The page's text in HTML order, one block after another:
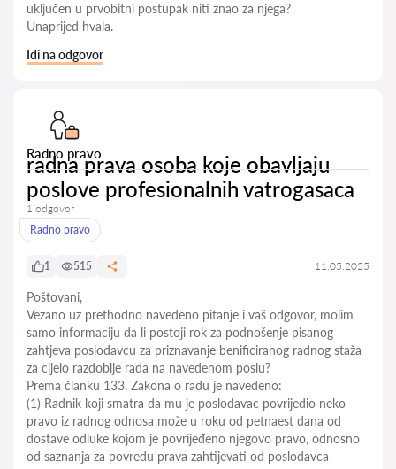
uključen u prvobitni postupak niti znao za njega?
Unaprijed hvala.
Idi na odgovor
Radno pravo
radna prava osoba koje obavljaju
poslove profesionalnih vatrogasaca
1 odgovor
Radno pravo
1 515 11.05.2025
Poštovani,
Vezano uz prethodno navedeno pitanje i vaš odgovor, molim
samo informaciju da li postoji rok za podnošenje pisanog
zahtjeva poslodavcu za priznavanje benificiranog radnog staža
za cijelo razdoblje rada na navedenom poslu?
Prema članku 133. Zakona o radu je navedeno:
(1) Radnik koji smatra da mu je poslodavac povrijedio neko
pravo iz radnog odnosa može u roku od petnaest dana od
dostave odluke kojom je povrijeđeno njegovo pravo, odnosno
od saznanja za povredu prava zahtijevati od poslodavca